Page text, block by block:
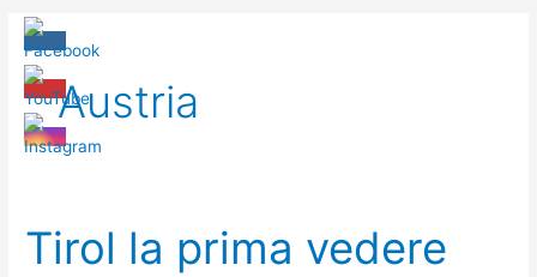
Austria
Tirol la prima vedere